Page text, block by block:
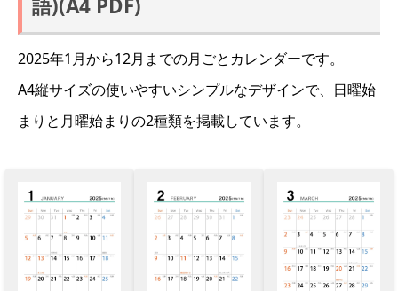
語)(A4 PDF)
2025年1月から12月までの月ごとカレンダーです。
A4縦サイズの使いやすいシンプルなデザインで、日曜始
まりと月曜始まりの2種類を掲載しています。